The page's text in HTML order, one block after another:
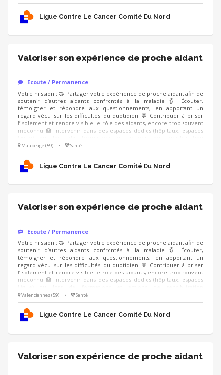
modérateur formé Compétences : ❤️ Écoute bienveillante et
empathie 🗝️ Capacité à prendre du recul sur son vécu 🤐 Respect du
cadre et de la confidentialité
Ligue Contre Le Cancer Comité Du Nord
Valoriser son expérience de proche aidant
Ecoute / Permanence
Votre mission : 🤝 Partager votre expérience de proche aidant afin de
soutenir d’autres aidants confrontés à la maladie 👂 Écouter,
témoigner et répondre aux questionnements, en apportant un
regard vécu sur les difficultés du quotidien 💬 Contribuer à briser
l’isolement et rendre visible le rôle des aidants, encore trop souvent
méconnu 🏥 Intervenir dans des espaces dédiés (hôpitaux, espaces
(professionnels de santé, entreprises), en étant accompagné.e par un
modérateur formé Compétences : ❤️ Écoute bienveillante et
empathie 🗝️ Capacité à prendre du recul sur son vécu 🤐 Respect du
cadre et de la confidentialité
Maubeuge (59) • Santé
Ligue Contre Le Cancer Comité Du Nord
Valoriser son expérience de proche aidant
Ecoute / Permanence
Votre mission : 🤝 Partager votre expérience de proche aidant afin de
soutenir d’autres aidants confrontés à la maladie 👂 Écouter,
témoigner et répondre aux questionnements, en apportant un
regard vécu sur les difficultés du quotidien 💬 Contribuer à briser
l’isolement et rendre visible le rôle des aidants, encore trop souvent
méconnu 🏥 Intervenir dans des espaces dédiés (hôpitaux, espaces
(professionnels de santé, entreprises), en étant accompagné.e par un
modérateur formé Compétences : ❤️ Écoute bienveillante et
empathie 🗝️ Capacité à prendre du recul sur son vécu 🤐 Respect du
cadre et de la confidentialité
Valenciennes (59) • Santé
Ligue Contre Le Cancer Comité Du Nord
Valoriser son expérience de proche aidant